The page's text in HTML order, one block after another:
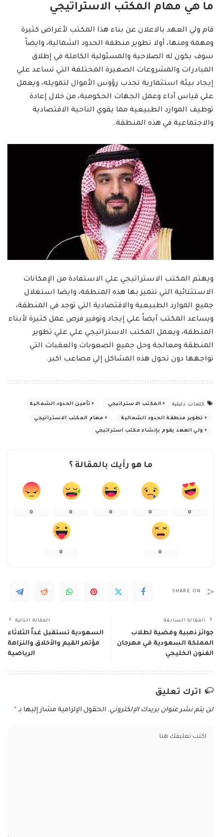
ما هي مهام المكتب الاستراتيجي
قام ولي العهد بالاعلان عن بناء هذا المكتب لأغراض كثيرة
ومهمة ومنها، أولا تطوير منطقة الحدود الشمالية، وايضاً
سوف يكون له الصلاحية والمسئولية الكاملة في إطلاق
المبادرات والمشروعات الصغيرة المختلفة التي تساعد علي
إيجاد بيئة استثمارية تجذب رؤوس الأموال لتمويله، ويعمل
علي قياس أداء وعمل الجهات الحكومية، من خلال إعادة
توظيف الموارد الطبيعية مما يقوي الناحية الاقتصادية
والاجتماعية في هذه المنطقة.
ويهتم المكتب الاستراتيجي علي الاستفادة من الإمكانات
الاستثنائية التي تتميز بها هذه المنطقة، وايضا استغلال
جميع الموارد الطبيعية والاقتصادية التي توجد في المنطقة،
ويساعد المكتب أيضاً علي إيجاد وتوفير فرص عمل كثيرة لأبناء
المنطقة، ويعمل المكتب الاستراتيجي علي علي تطوير
المنطقة ومعالجة وحل جميع الصعوبات والعقبات التي
تواجهها دون تحول هذه المشاكل إلي مصاعب اكبر.
كلمات دليلية المكتب الاستراتيجي تأمين الحدود الشمالية
تطوير منطقة الحدود الشمالية مهام المكتب الاستراتيجي
ولي العهد يقوم بإنشاء مكتب استراتيجي
ما هو رأيك بالمقالة ؟
0
0
0
0
0
0
0
SHARE ON
المقالة السابقة
جوائز ذهبية وفضية لطلاب
المملكة السعودية في مهرجان
الفنون الخليجي
المقالة التالية
السعودية تستقبل غداً الثلاثاء
مؤتمر القيم والأخلاق والنزاهة
الرياضية
اترك تعليق
لن يتم نشر عنوان بريدك الإلكتروني. الحقول الإلزامية مشار إليها بـ *